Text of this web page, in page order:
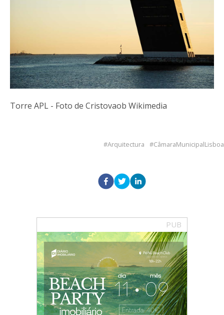
Torre APL - Foto de Cristovaob Wikimedia
Arquitectura CâmaraMunicipalLisboa
PUB